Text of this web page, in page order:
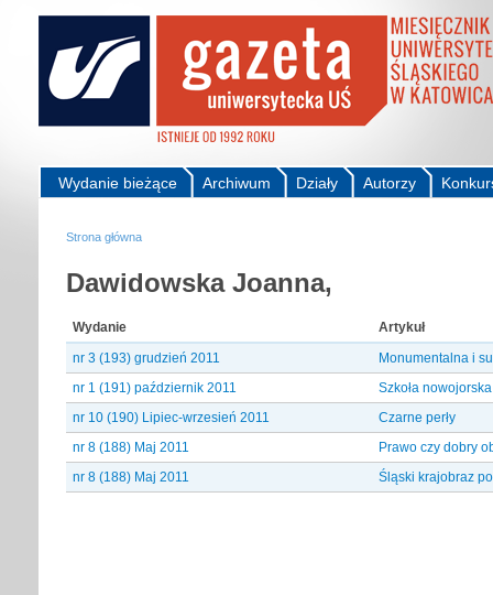
Autorzy
Działy
Archiwum
Wydanie bieżące
Strona główna
Dawidowska Joanna,
Wydanie
Artykuł
nr 3 (193) grudzień 2011
Monumentalna i
nr 1 (191) październik 2011
Szkoła
nr 10 (190) Lipiec-wrzesień 2011
Czarne perły
nr 8 (188) Maj 2011
Prawo czy dobry
nr 8 (188) Maj 2011
Śląski krajobraz